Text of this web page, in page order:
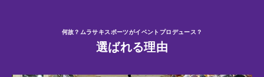
何故？ムラサキスポーツがイベントプロデュース？
選ばれる理由